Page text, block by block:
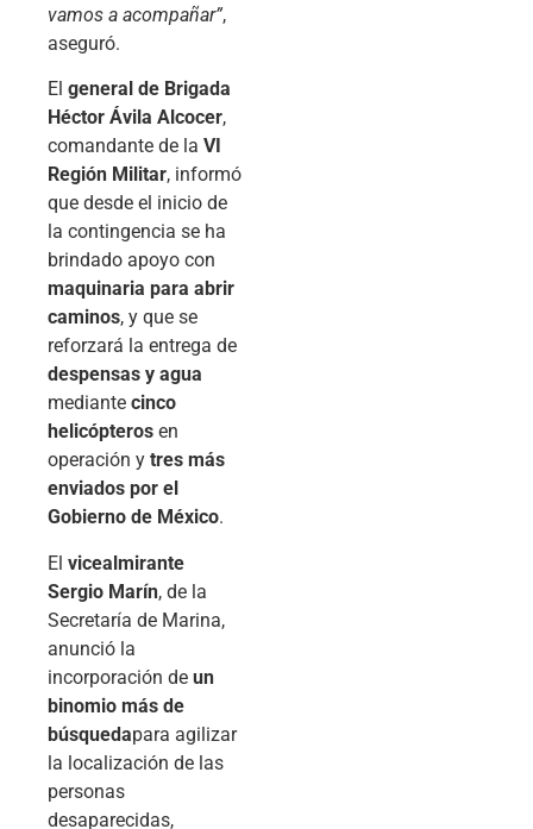
vamos a acompañar”,
aseguró.
El general de Brigada
Héctor Ávila Alcocer,
comandante de la VI
Región Militar, informó
que desde el inicio de
la contingencia se ha
brindado apoyo con
maquinaria para abrir
caminos, y que se
reforzará la entrega de
despensas y agua
mediante cinco
helicópteros en
operación y tres más
enviados por el
Gobierno de México.
El vicealmirante
Sergio Marín, de la
Secretaría de Marina,
anunció la
incorporación de un
binomio más de
búsquedapara agilizar
la localización de las
personas
desaparecidas,